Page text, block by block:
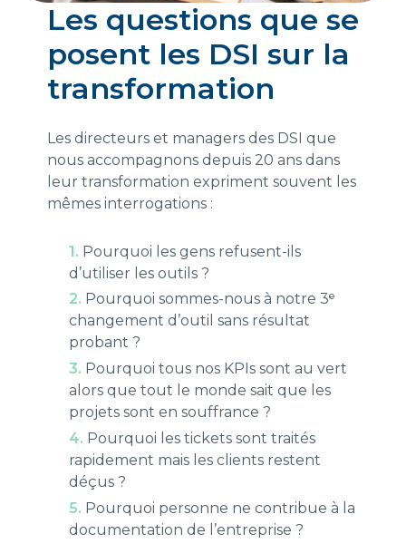
Les questions que se
posent les DSI sur la
transformation
Les directeurs et managers des DSI que
nous accompagnons depuis 20 ans dans
leur transformation expriment souvent les
mêmes interrogations :
Pourquoi les gens refusent-ils
d’utiliser les outils ?
Pourquoi sommes-nous à notre 3ᵉ
changement d’outil sans résultat
probant ?
Pourquoi tous nos KPIs sont au vert
alors que tout le monde sait que les
projets sont en souffrance ?
Pourquoi les tickets sont traités
rapidement mais les clients restent
déçus ?
Pourquoi personne ne contribue à la
documentation de l’entreprise ?